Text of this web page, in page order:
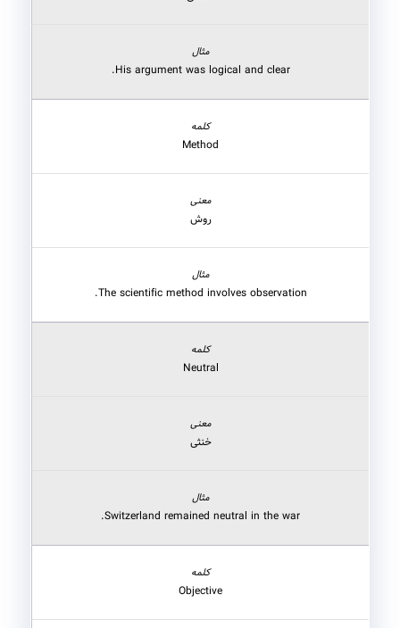
His argument was logical and clear.
Method
روش
The scientific method involves observation.
Neutral
خنثی
Switzerland remained neutral in the war.
Objective